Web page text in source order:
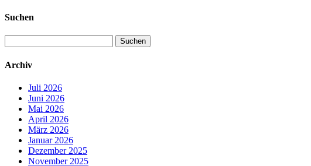
Suchen
nach:
Archiv
Juli 2026
Juni 2026
Mai 2026
April 2026
März 2026
Januar 2026
Dezember 2025
November 2025